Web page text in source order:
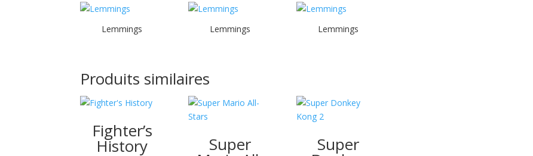
Lemmings Lemmings Lemmings
Produits similaires
Fighter’s
History Super Super